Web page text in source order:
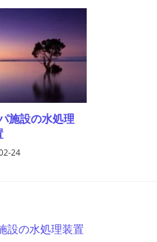
施設の水処理
24
設の水処理装置